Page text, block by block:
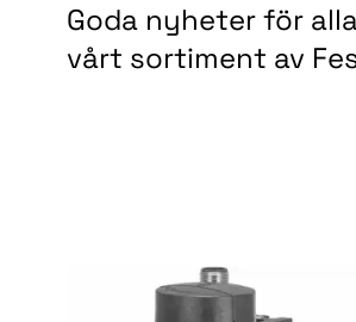
Goda nyheter för
vårt sortiment av